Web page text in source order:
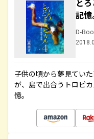
と
記
D-
子供の頃から夢見てい
が、島で出合うトロピ
憶。